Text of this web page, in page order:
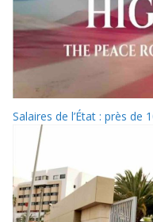
Salaires de l’État : près de